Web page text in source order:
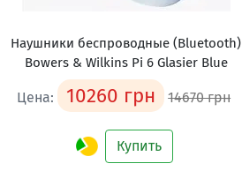
Наушники беспроводные (Bluetooth)
Bowers & Wilkins Pi 6 Glasier Blue
Цена: 10260 грн 14670 грн
Купить